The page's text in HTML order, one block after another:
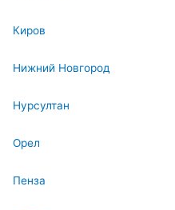
Киров
Нижний Новгород
Нурсултан
Орел
Пенза